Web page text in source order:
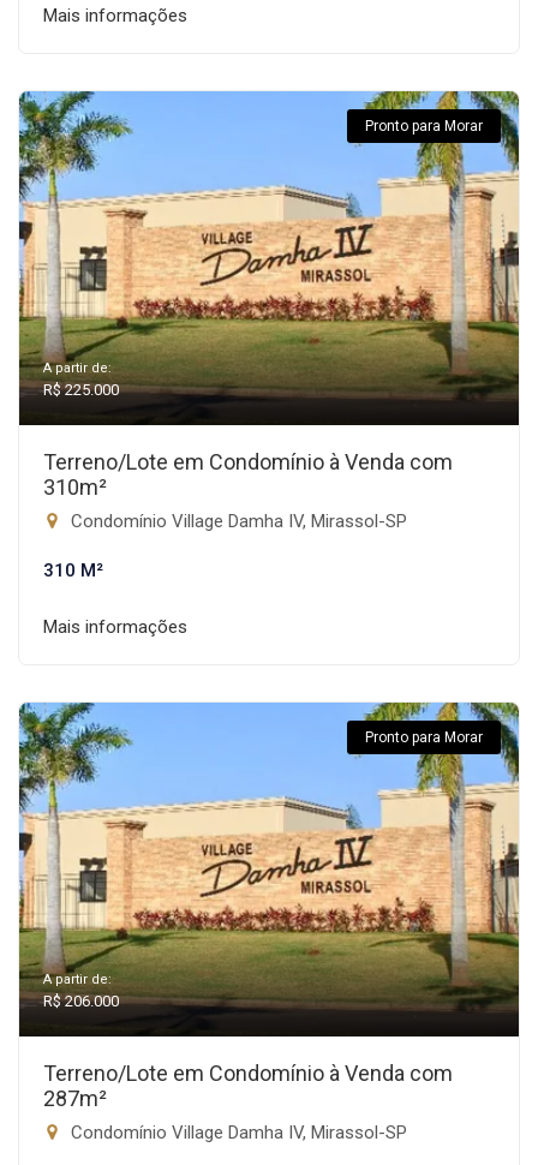
Mais informações
Pronto para Morar
A partir de:
R$ 225.000
Terreno/Lote em Condomínio à Venda com
310m²
Condomínio Village Damha IV, Mirassol-SP
310 M²
Mais informações
Pronto para Morar
A partir de:
R$ 206.000
Terreno/Lote em Condomínio à Venda com
287m²
Condomínio Village Damha IV, Mirassol-SP